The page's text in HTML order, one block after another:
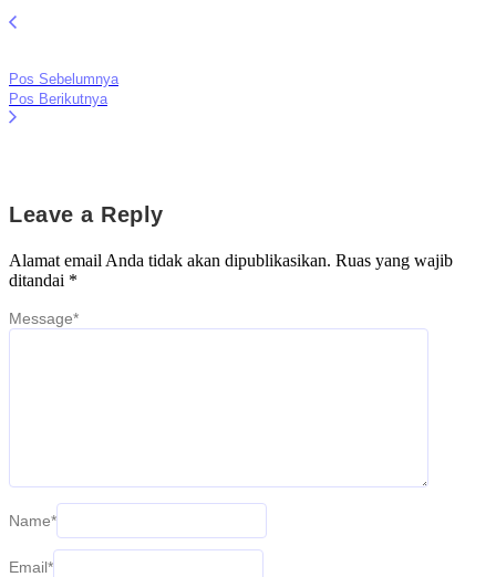
Pos Sebelumnya
Pos Berikutnya
Leave a Reply
Alamat email Anda tidak akan dipublikasikan. Ruas yang wajib
ditandai *
Message*
Name*
Email*